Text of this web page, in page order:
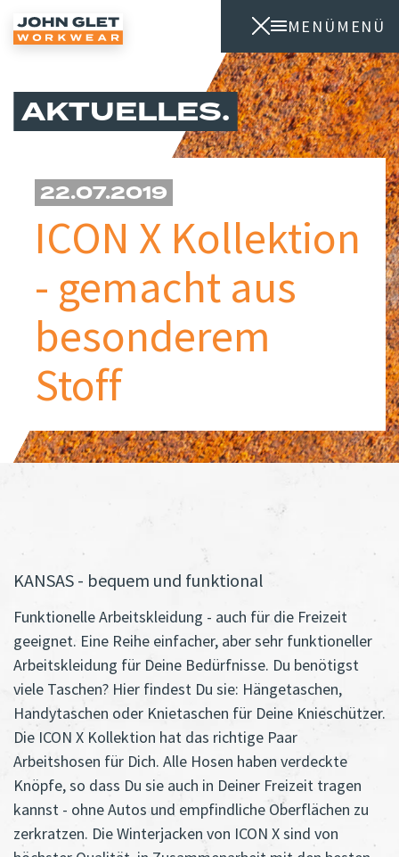
MENÜ
MENÜ
AKTUELLES
ICON X Kollektion
- gemacht aus
besonderem
Stoff
22.07.2019
KANSAS - bequem und funktional
Funktionelle Arbeitskleidung - auch für die Freizeit
geeignet. Eine Reihe einfacher, aber sehr funktioneller
Arbeitskleidung für Deine Bedürfnisse. Du benötigst
viele Taschen? Hier findest Du sie: Hängetaschen,
Handytaschen oder Knietaschen für Deine Knieschützer.
Die ICON X Kollektion hat das richtige Paar
Arbeitshosen für Dich. Alle Hosen haben verdeckte
Knöpfe, so dass Du sie auch in Deiner Freizeit tragen
kannst - ohne Autos und empfindliche Oberflächen zu
zerkratzen. Die Winterjacken von ICON X sind von